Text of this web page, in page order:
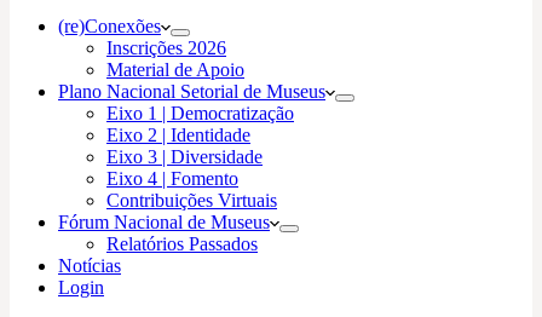
(re)Conexões
Inscrições 2026
Material de Apoio
Plano Nacional Setorial de Museus
Eixo 1 | Democratização
Eixo 2 | Identidade
Eixo 3 | Diversidade
Eixo 4 | Fomento
Contribuições Virtuais
Fórum Nacional de Museus
Relatórios Passados
Notícias
Login